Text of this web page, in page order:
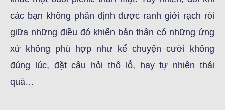
các bạn không phân định được ranh giới rạch ròi
giữa những điều đó khiến bản thân có những ứng
xử không phù hợp như kể chuyện cười không
đúng lúc, đặt câu hỏi thô lỗ, hay tự nhiên thái
quá…